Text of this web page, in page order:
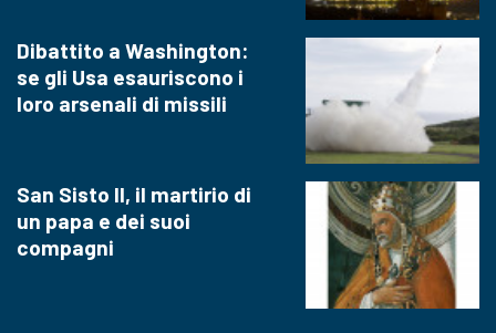
Dibattito a Washington:
se gli Usa esauriscono i
loro arsenali di missili
San Sisto II, il martirio di
un papa e dei suoi
compagni